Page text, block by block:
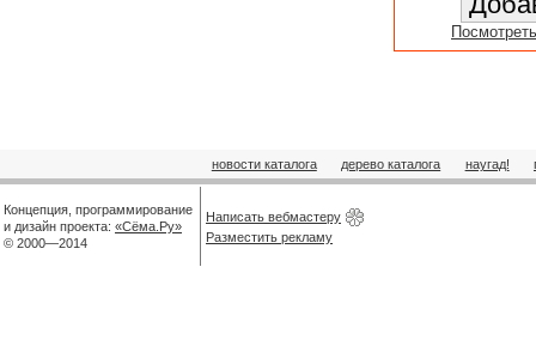
новости каталога дерево каталога наугад!
Концепция, программирование
и дизайн проекта: «Сёма.Ру»
© 2000—2014
Написать вебмастеру
Разместить рекламу